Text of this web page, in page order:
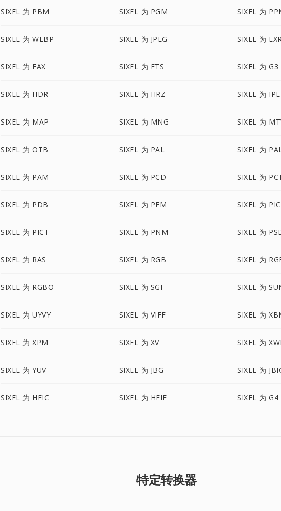
SIXEL 为 PBM SIXEL 为 PGM SIXEL 为
SIXEL 为 WEBP SIXEL 为 JPEG SIXEL 为
SIXEL 为 FAX SIXEL 为 FTS SIXEL 为 G3
SIXEL 为 HDR SIXEL 为 HRZ SIXEL 为 IPL
SIXEL 为 MAP SIXEL 为 MNG SIXEL 为
SIXEL 为 OTB SIXEL 为 PAL SIXEL 为
SIXEL 为 PAM SIXEL 为 PCD SIXEL 为
SIXEL 为 PDB SIXEL 为 PFM SIXEL 为
SIXEL 为 PICT SIXEL 为 PNM SIXEL 为
SIXEL 为 RAS SIXEL 为 RGB SIXEL 为
SIXEL 为 RGBO SIXEL 为 SGI SIXEL 为
SIXEL 为 UYVY SIXEL 为 VIFF SIXEL 为
SIXEL 为 XPM SIXEL 为 XV SIXEL 为
SIXEL 为 YUV SIXEL 为 JBG SIXEL 为
SIXEL 为 HEIC SIXEL 为 HEIF SIXEL 为 G4
特定转换器